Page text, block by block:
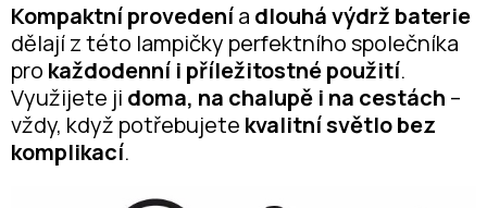
Kompaktní provedenía dlouhá výdrž baterie
dělají z této lampičky perfektního společníka
pro každodenní i příležitostné použití.
Využijete ji doma, na chalupě i na cestách –
vždy, když potřebujete kvalitní světlo bez
komplikací.